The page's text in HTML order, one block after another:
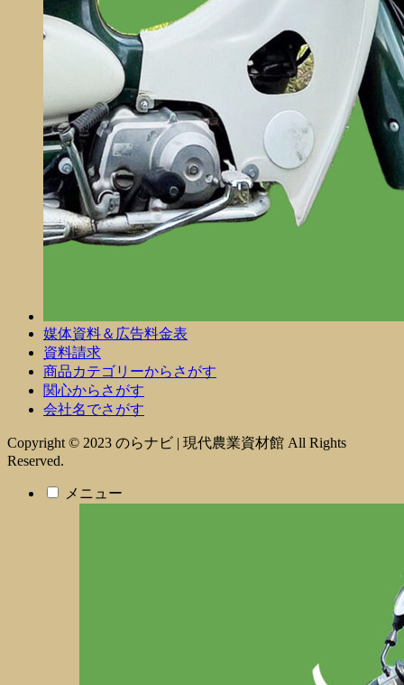
媒体資料＆広告料金表
資料請求
商品カテゴリーからさがす
関心からさがす
会社名でさがす
Copyright © 2023 のらナビ | 現代農業資材館 All Rights
Reserved.
メニュー